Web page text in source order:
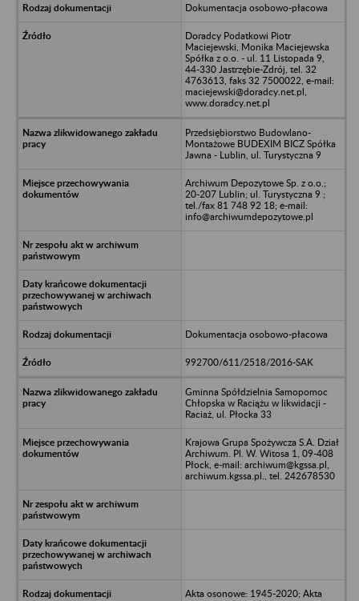
Dokumentacja osobowo-płacowa
Doradcy Podatkowi Piotr
Maciejewski, Monika Maciejewska
Spółka z o.o. - ul. 11 Listopada 9,
44-330 Jastrzębie-Zdrój, tel. 32
4763613, faks 32 7500022, e-mail:
maciejewski@doradcy.net.pl,
www.doradcy.net.pl
Przedsiębiorstwo Budowlano-
Montażowe BUDEXIM BICZ Spółka
Jawna - Lublin, ul. Turystyczna 9
Archiwum Depozytowe Sp. z o.o.;
20-207 Lublin; ul. Turystyczna 9 ;
tel./fax 81 748 92 18; e-mail:
info@archiwumdepozytowe.pl
Dokumentacja osobowo-płacowa
992700/611/2518/2016-SAK
Gminna Spółdzielnia Samopomoc
Chłopska w Raciążu w likwidacji -
Raciaż, ul. Płocka 33
Krajowa Grupa Spożywcza S.A. Dział
Archiwum. Pl. W. Witosa 1, 09-408
Płock, e-mail: archiwum@kgssa.pl,
archiwum.kgssa.pl., tel. 242678530
Akta osonowe: 1945-2020; Akta